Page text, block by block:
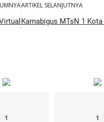
ARTIKEL SELANJUTNYA
Kamabigus MTsN 1
1 1